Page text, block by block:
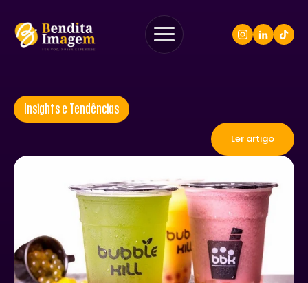
Insights e Tendências
Ler artigo